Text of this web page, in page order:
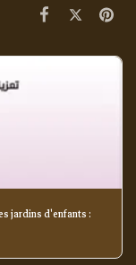
jardins d'enfants :